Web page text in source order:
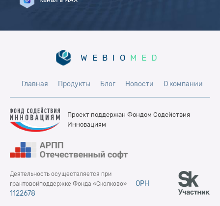
WEBIO MED
Главная Продукты Блог Новости О компании
Проект поддержан Фондом Содействия
Инновациям
Деятельность осуществляется при
грантовойподдержке Фонда «Сколково»
ОРН
1122678